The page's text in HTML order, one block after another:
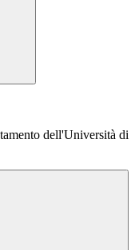
dell'Università di